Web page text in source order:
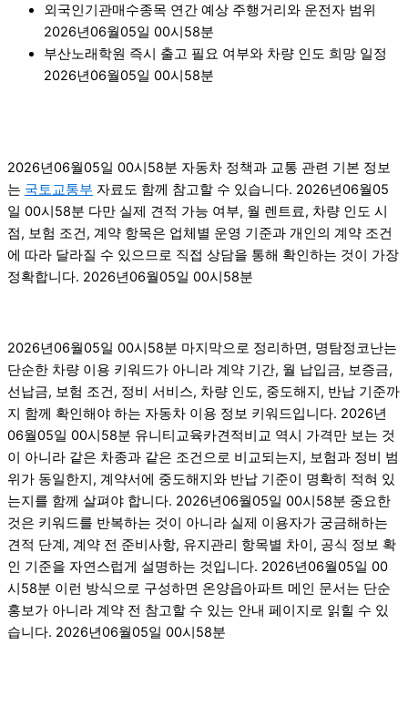
외국인기관매수종목 연간 예상 주행거리와 운전자 범위
2026년06월05일 00시58분
부산노래학원 즉시 출고 필요 여부와 차량 인도 희망 일정
2026년06월05일 00시58분
2026년06월05일 00시58분 자동차 정책과 교통 관련 기본 정보
는 국토교통부 자료도 함께 참고할 수 있습니다. 2026년06월05
일 00시58분 다만 실제 견적 가능 여부, 월 렌트료, 차량 인도 시
점, 보험 조건, 계약 항목은 업체별 운영 기준과 개인의 계약 조건
에 따라 달라질 수 있으므로 직접 상담을 통해 확인하는 것이 가장
정확합니다. 2026년06월05일 00시58분
2026년06월05일 00시58분 마지막으로 정리하면, 명탐정코난는
단순한 차량 이용 키워드가 아니라 계약 기간, 월 납입금, 보증금,
선납금, 보험 조건, 정비 서비스, 차량 인도, 중도해지, 반납 기준까
지 함께 확인해야 하는 자동차 이용 정보 키워드입니다. 2026년
06월05일 00시58분 유니티교육카견적비교 역시 가격만 보는 것
이 아니라 같은 차종과 같은 조건으로 비교되는지, 보험과 정비 범
위가 동일한지, 계약서에 중도해지와 반납 기준이 명확히 적혀 있
는지를 함께 살펴야 합니다. 2026년06월05일 00시58분 중요한
것은 키워드를 반복하는 것이 아니라 실제 이용자가 궁금해하는
견적 단계, 계약 전 준비사항, 유지관리 항목별 차이, 공식 정보 확
인 기준을 자연스럽게 설명하는 것입니다. 2026년06월05일 00
시58분 이런 방식으로 구성하면 온양읍아파트 메인 문서는 단순
홍보가 아니라 계약 전 참고할 수 있는 안내 페이지로 읽힐 수 있
습니다. 2026년06월05일 00시58분